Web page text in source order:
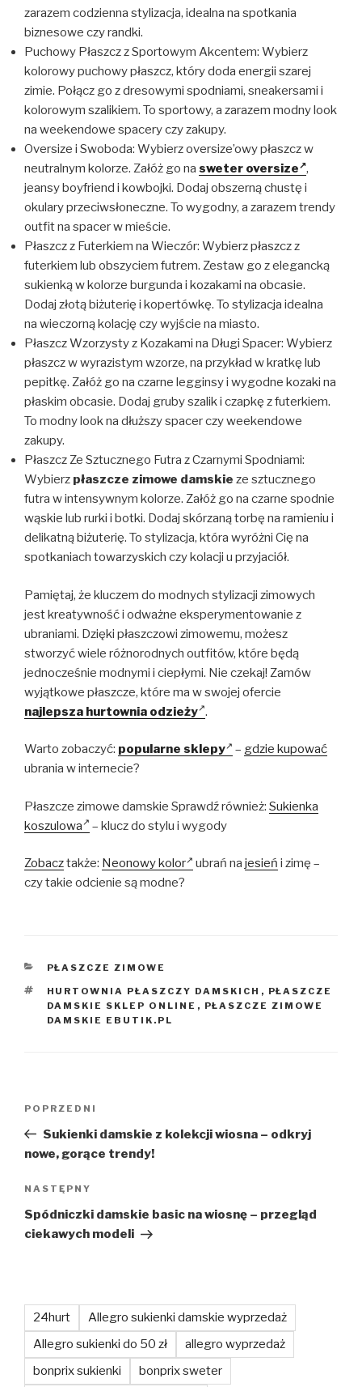
zarazem codzienna stylizacja, idealna na spotkania
biznesowe czy randki.
Puchowy Płaszcz z Sportowym Akcentem: Wybierz
kolorowy puchowy płaszcz, który doda energii szarej
zimie. Połącz go z dresowymi spodniami, sneakersami i
kolorowym szalikiem. To sportowy, a zarazem modny look
na weekendowe spacery czy zakupy.
Oversize i Swoboda: Wybierz oversize’owy płaszcz w
neutralnym kolorze. Załóż go na sweter oversize ,
jeansy boyfriend i kowbojki. Dodaj obszerną chustę i
okulary przeciwsłoneczne. To wygodny, a zarazem trendy
outfit na spacer w mieście.
Płaszcz z Futerkiem na Wieczór: Wybierz płaszcz z
futerkiem lub obszyciem futrem. Zestaw go z elegancką
sukienką w kolorze burgunda i kozakami na obcasie.
Dodaj złotą biżuterię i kopertówkę. To stylizacja idealna
na wieczorną kolację czy wyjście na miasto.
Płaszcz Wzorzysty z Kozakami na Długi Spacer: Wybierz
płaszcz w wyrazistym wzorze, na przykład w kratkę lub
pepitkę. Załóż go na czarne legginsy i wygodne kozaki na
płaskim obcasie. Dodaj gruby szalik i czapkę z futerkiem.
To modny look na dłuższy spacer czy weekendowe
zakupy.
Płaszcz Ze Sztucznego Futra z Czarnymi Spodniami:
Wybierz płaszcze zimowe damskie ze sztucznego
futra w intensywnym kolorze. Załóż go na czarne spodnie
wąskie lub rurki i botki. Dodaj skórzaną torbę na ramieniu i
delikatną biżuterię. To stylizacja, która wyróżni Cię na
spotkaniach towarzyskich czy kolacji u przyjaciół.
Pamiętaj, że kluczem do modnych stylizacji zimowych
jest kreatywność i odważne eksperymentowanie z
ubraniami. Dzięki płaszczowi zimowemu, możesz
stworzyć wiele różnorodnych outfitów, które będą
jednocześnie modnymi i ciepłymi. Nie czekaj! Zamów
wyjątkowe płaszcze, które ma w swojej ofercie
najlepsza hurtownia odzieży .
Warto zobaczyć: popularne sklepy – gdzie kupować
ubrania w internecie?
Płaszcze zimowe damskie Sprawdź również: Sukienka
koszulowa
– klucz do stylu i wygody
Zobacztakże: Neonowy kolor ubrań na jesień i zimę –
czy takie odcienie są modne?
KATEGORIE
PŁASZCZE ZIMOWE
TAGI
HURTOWNIA PŁASZCZY DAMSKICH , PŁASZCZE
DAMSKIE SKLEP ONLINE , PŁASZCZE ZIMOWE
DAMSKIE EBUTIK.PL
Poprzedni
wpis
POPRZEDNI
Sukienki damskie z kolekcji wiosna – odkryj
nowe, gorące trendy!
Następny
wpis
NASTĘPNY
Spódniczki damskie basic na wiosnę – przegląd
ciekawych modeli
24hurt
Allegro sukienki damskie wyprzedaż
Allegro sukienki do 50 zł
allegro wyprzedaż
bonprix sukienki
bonprix sweter